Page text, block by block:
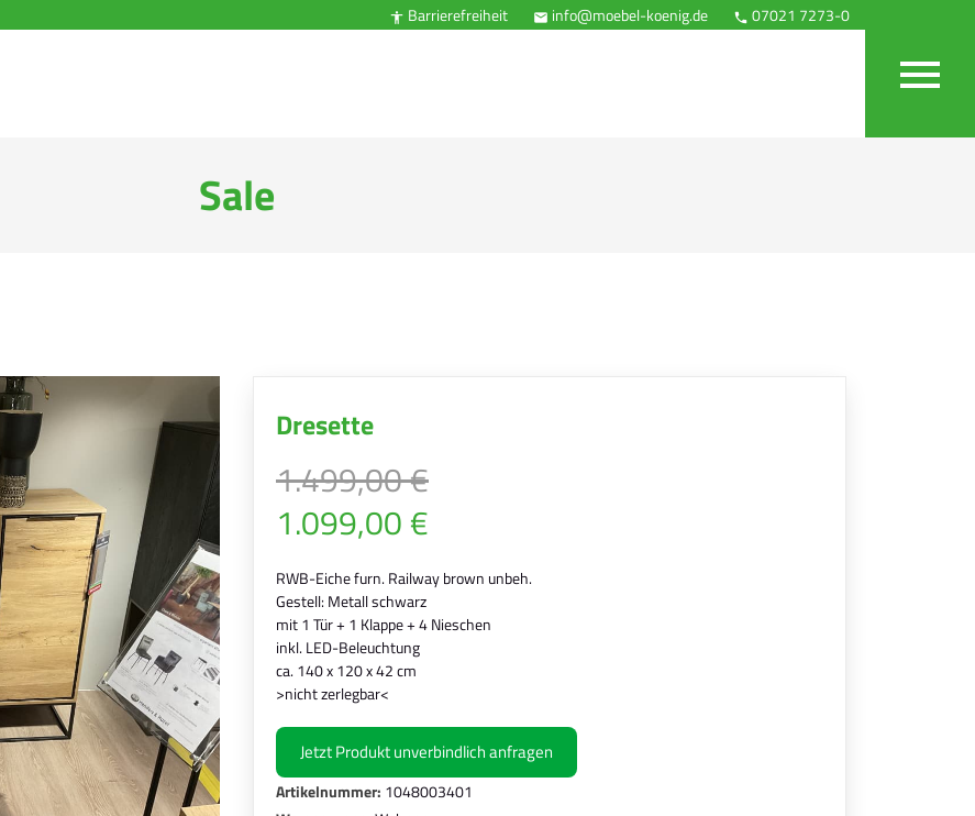
 Barrierefreiheit  info@moebel-koenig.de  07021 7273-0
Sale
Dresette
1.499,00 €
1.099,00 €
RWB-Eiche furn. Railway brown unbeh.
Gestell: Metall schwarz
mit 1 Tür + 1 Klappe + 4 Nieschen
inkl. LED-Beleuchtung
ca. 140 x 120 x 42 cm
>nicht zerlegbar<
Jetzt Produkt unverbindlich anfragen
Artikelnummer: 1048003401